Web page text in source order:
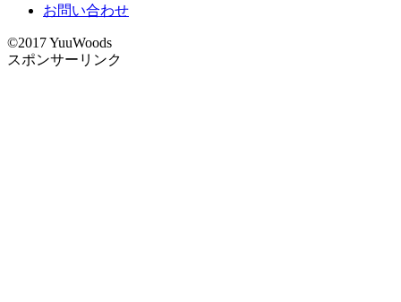
お問い合わせ
©2017 YuuWoods
スポンサーリンク